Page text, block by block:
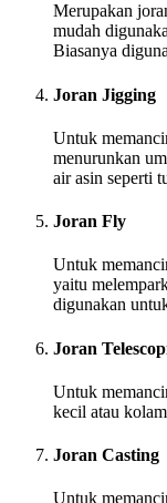
Merupakan
mudah
Biasanya
Joran Jigging
Untuk
menurunkan
air asin seperti
Joran Fly
Untuk
yaitu
digunakan
Joran
Untuk
kecil atau
Joran Casting
Untuk